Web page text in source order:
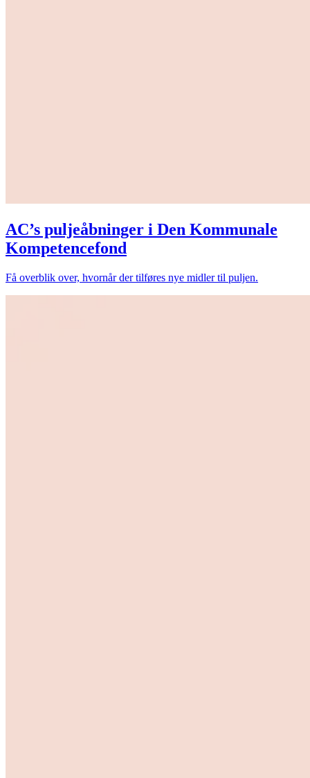
AC’s puljeåbninger i Den Kommunale
Kompetencefond
Få overblik over, hvornår der tilføres nye midler til puljen.